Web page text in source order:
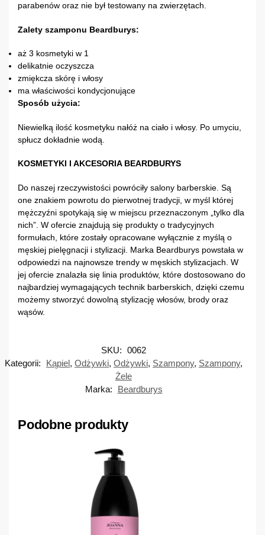
parabenów oraz nie był testowany na zwierzętach.
Zalety szamponu Beardburys:
aż 3 kosmetyki w 1
delikatnie oczyszcza
zmiękcza skórę i włosy
ma właściwości kondycjonujące
Sposób użycia:
Niewielką ilość kosmetyku nałóż na ciało i włosy. Po umyciu,
spłucz dokładnie wodą.
KOSMETYKI I AKCESORIA BEARDBURYS
Do naszej rzeczywistości powróciły salony barberskie. Są
one znakiem powrotu do pierwotnej tradycji, w myśl której
mężczyźni spotykają się w miejscu przeznaczonym „tylko dla
nich”. W ofercie znajdują się produkty o tradycyjnych
formułach, które zostały opracowane wyłącznie z myślą o
męskiej pielęgnacji i stylizacji. Marka Beardburys powstała w
odpowiedzi na najnowsze trendy w męskich stylizacjach. W
jej ofercie znalazła się linia produktów, które dostosowano do
najbardziej wymagających technik barberskich, dzięki czemu
możemy stworzyć dowolną stylizację włosów, brody oraz
wąsów.
SKU: 0062
Kategorii:
Kąpiel, Odżywki, Odżywki, Szampony, Szampony,
Żele
Marka:
Beardburys
Podobne produkty